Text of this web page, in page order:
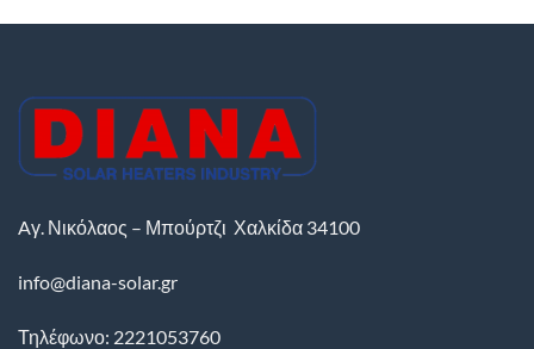
Aγ. Νικόλαος – Μπούρτζι Χαλκίδα 34100
info@diana-solar.gr
Τηλέφωνο: 2221053760